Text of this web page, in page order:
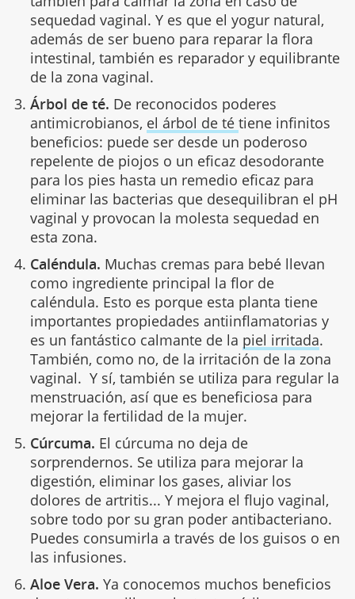
sequedad vaginal. Y es que el yogur natural,
además de ser bueno para reparar la flora
intestinal, también es reparador y equilibrante
de la zona vaginal.
Árbol de té. De reconocidos poderes
antimicrobianos, el árbol de té tiene infinitos
beneficios: puede ser desde un poderoso
repelente de piojos o un eficaz desodorante
para los pies hasta un remedio eficaz para
eliminar las bacterias que desequilibran el pH
vaginal y provocan la molesta sequedad en
esta zona.
Caléndula. Muchas cremas para bebé llevan
como ingrediente principal la flor de
caléndula. Esto es porque esta planta tiene
importantes propiedades antiinflamatorias y
es un fantástico calmante de la piel irritada.
También, como no, de la irritación de la zona
vaginal. Y sí, también se utiliza para regular la
menstruación, así que es beneficiosa para
mejorar la fertilidad de la mujer.
Cúrcuma. El cúrcuma no deja de
sorprendernos. Se utiliza para mejorar la
digestión, eliminar los gases, aliviar los
dolores de artritis... Y mejora el flujo vaginal,
sobre todo por su gran poder antibacteriano.
Puedes consumirla a través de los guisos o en
las infusiones.
Aloe Vera. Ya conocemos muchos beneficios